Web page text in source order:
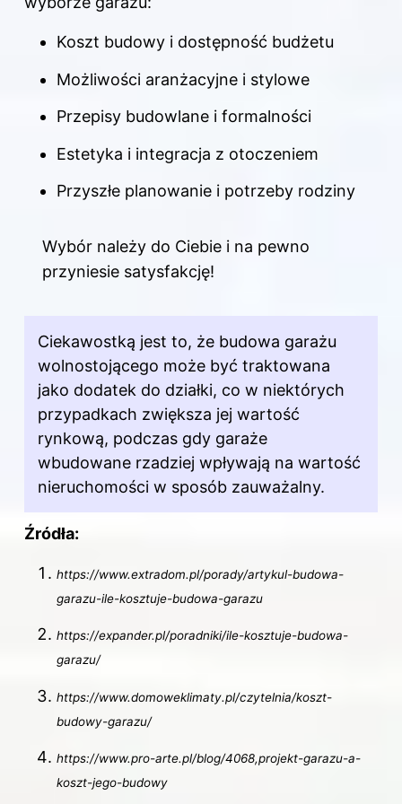
Koszt budowy i dostępność budżetu
Możliwości aranżacyjne i stylowe
Przepisy budowlane i formalności
Estetyka i integracja z otoczeniem
Przyszłe planowanie i potrzeby rodziny
Wybór należy do Ciebie i na pewno
przyniesie satysfakcję!
Ciekawostką jest to, że budowa garażu
wolnostojącego może być traktowana
jako dodatek do działki, co w niektórych
przypadkach zwiększa jej wartość
rynkową, podczas gdy garaże
wbudowane rzadziej wpływają na wartość
nieruchomości w sposób zauważalny.
Źródła:
https://www.extradom.pl/porady/artykul-budowa-
garazu-ile-kosztuje-budowa-garazu
https://expander.pl/poradniki/ile-kosztuje-budowa-
garazu/
https://www.domoweklimaty.pl/czytelnia/koszt-
budowy-garazu/
https://www.pro-arte.pl/blog/4068,projekt-garazu-a-
koszt-jego-budowy